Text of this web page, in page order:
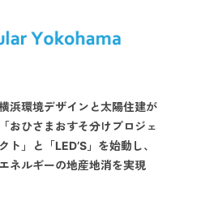
浜環境デザインと太陽住建が
「おひさまおすそ分けプロジェ
クト」と「LED’S」を始動し、
エネルギーの地産地消を実現